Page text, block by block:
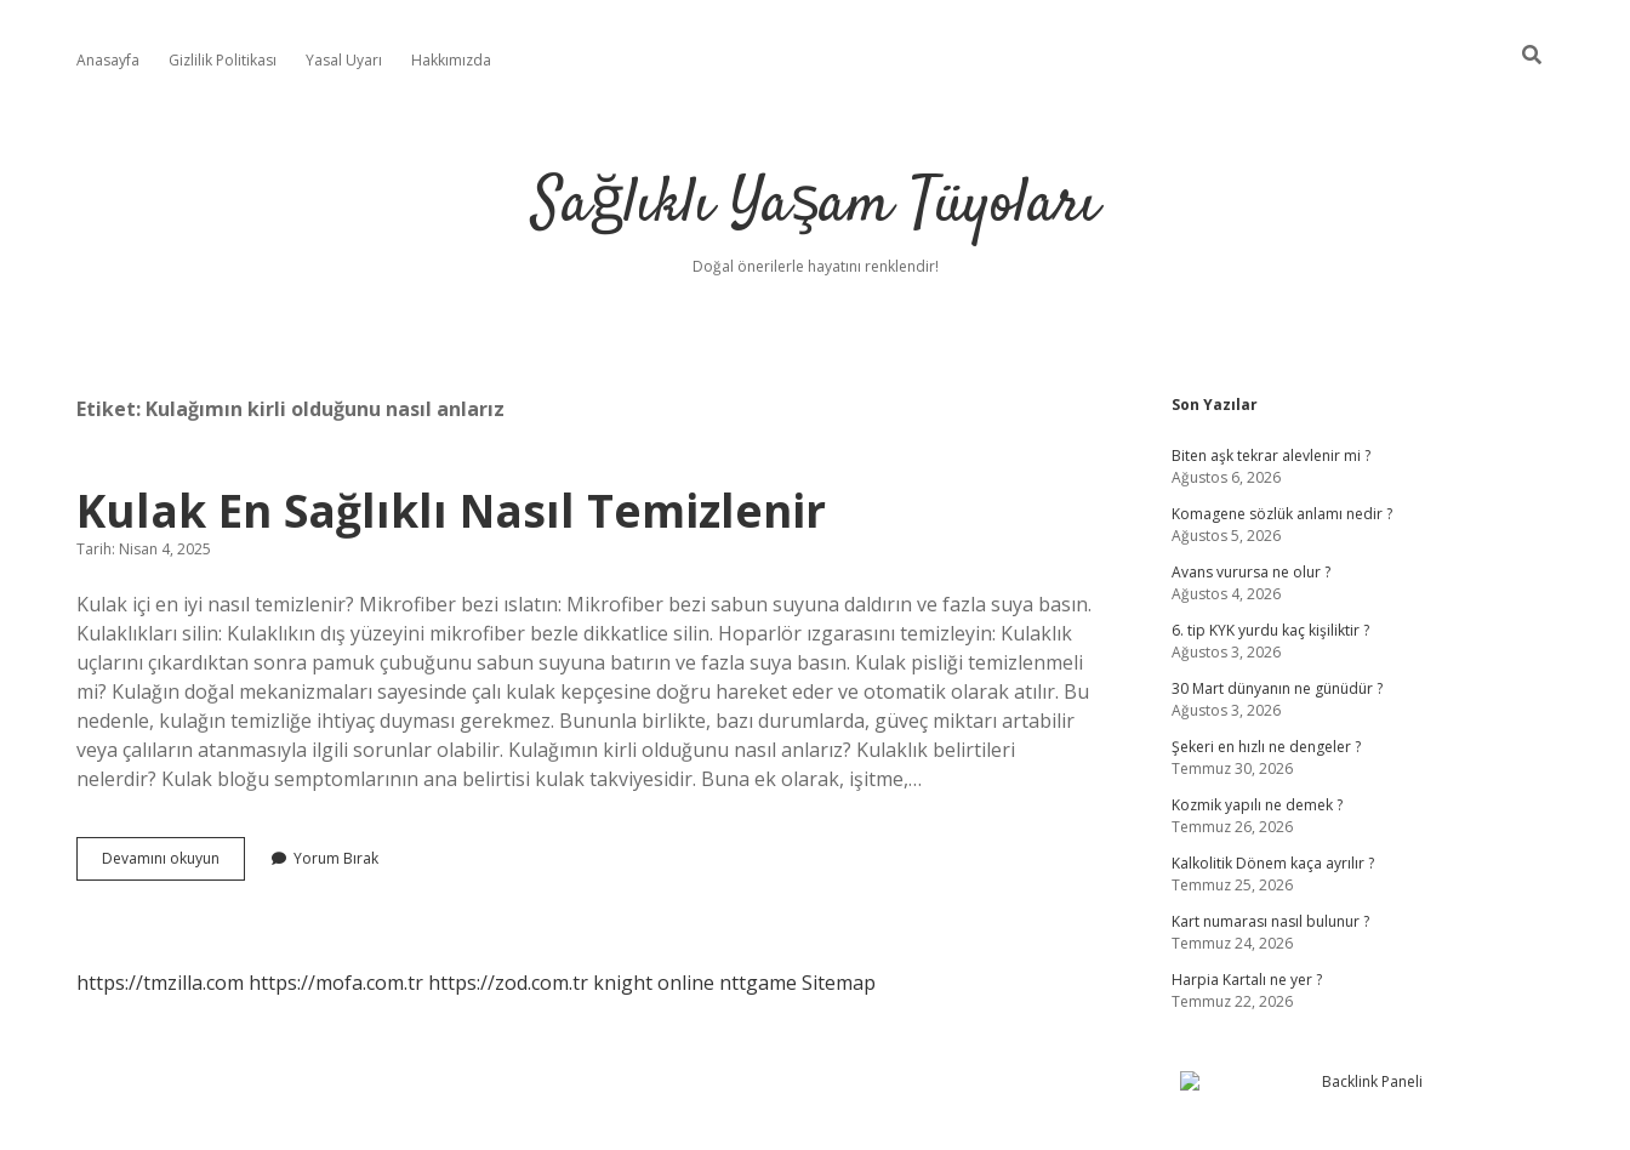
Anasayfa Gizlilik Politikası Yasal Uyarı Hakkımızda
Sağlıklı Yaşam Tüyoları
Doğal önerilerle hayatını renklendir!
Etiket: Kulağımın kirli olduğunu nasıl anlarız
Kulak En Sağlıklı Nasıl Temizlenir
Tarih: Nisan 4, 2025
Kulak içi en iyi nasıl temizlenir? Mikrofiber bezi ıslatın: Mikrofiber bezi sabun suyuna daldırın ve fazla suya basın.
Kulaklıkları silin: Kulaklıkın dış yüzeyini mikrofiber bezle dikkatlice silin. Hoparlör ızgarasını temizleyin: Kulaklık
uçlarını çıkardıktan sonra pamuk çubuğunu sabun suyuna batırın ve fazla suya basın. Kulak pisliği temizlenmeli
mi? Kulağın doğal mekanizmaları sayesinde çalı kulak kepçesine doğru hareket eder ve otomatik olarak atılır. Bu
nedenle, kulağın temizliğe ihtiyaç duyması gerekmez. Bununla birlikte, bazı durumlarda, güveç miktarı artabilir
veya çalıların atanmasıyla ilgili sorunlar olabilir. Kulağımın kirli olduğunu nasıl anlarız? Kulaklık belirtileri
nelerdir? Kulak bloğu semptomlarının ana belirtisi kulak takviyesidir. Buna ek olarak, işitme,…
Devamını okuyun
En
Yorum Bırak
https://tmzilla.com https://mofa.com.tr https://zod.com.tr knight online nttgame Sitemap
Sidebar
Son Yazılar
Biten aşk tekrar alevlenir mi ?
Ağustos 6, 2026
Komagene sözlük anlamı nedir ?
Ağustos 5, 2026
Avans vurursa ne olur ?
Ağustos 4, 2026
6. tip KYK yurdu kaç kişiliktir ?
Ağustos 3, 2026
30 Mart dünyanın ne günüdür ?
Ağustos 3, 2026
Şekeri en hızlı ne dengeler ?
Temmuz 30, 2026
Kozmik yapılı ne demek ?
Temmuz 26, 2026
Kalkolitik Dönem kaça ayrılır ?
Temmuz 25, 2026
Kart numarası nasıl bulunur ?
Temmuz 24, 2026
Harpia Kartalı ne yer ?
Temmuz 22, 2026